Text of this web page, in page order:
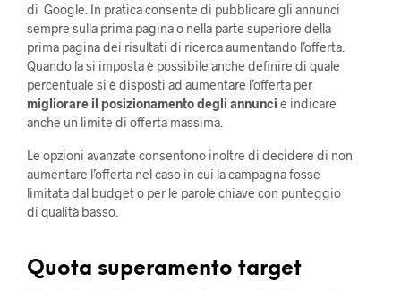
di Google. In pratica consente di pubblicare gli annunci
sempre sulla prima pagina o nella parte superiore della
prima pagina dei risultati di ricerca aumentando l’offerta.
Quando la si imposta è possibile anche definire di quale
percentuale si è disposti ad aumentare l’offerta per
migliorare il posizionamento degli annunci e indicare
anche un limite di offerta massima.
Le opzioni avanzate consentono inoltre di decidere di non
aumentare l’offerta nel caso in cui la campagna fosse
limitata dal budget o per le parole chiave con punteggio
di qualità basso.
Quota superamento target